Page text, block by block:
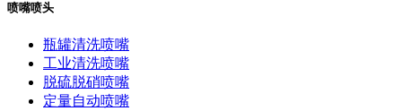
喷嘴喷头
瓶罐清洗喷嘴
工业清洗喷嘴
脱硫脱硝喷嘴
定量自动喷嘴